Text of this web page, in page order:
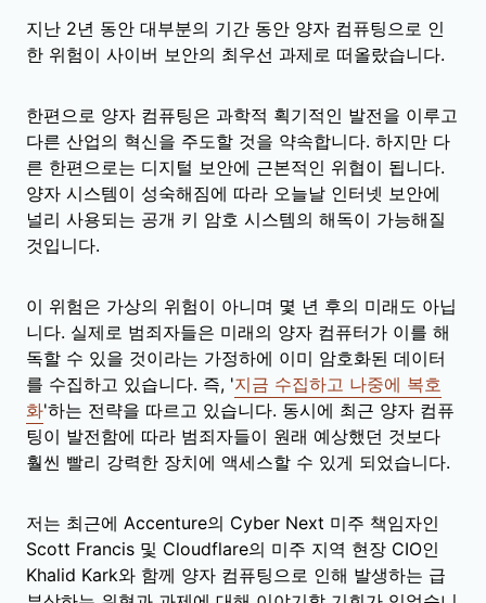
지난 2년 동안 대부분의 기간 동안 양자 컴퓨팅으로 인
한 위험이 사이버 보안의 최우선 과제로 떠올랐습니다.
한편으로 양자 컴퓨팅은 과학적 획기적인 발전을 이루고
다른 산업의 혁신을 주도할 것을 약속합니다. 하지만 다
른 한편으로는 디지털 보안에 근본적인 위협이 됩니다.
양자 시스템이 성숙해짐에 따라 오늘날 인터넷 보안에
널리 사용되는 공개 키 암호 시스템의 해독이 가능해질
것입니다.
이 위험은 가상의 위험이 아니며 몇 년 후의 미래도 아닙
니다. 실제로 범죄자들은 미래의 양자 컴퓨터가 이를 해
독할 수 있을 것이라는 가정하에 이미 암호화된 데이터
를 수집하고 있습니다. 즉, '지금 수집하고 나중에 복호
화'하는 전략을 따르고 있습니다. 동시에 최근 양자 컴퓨
팅이 발전함에 따라 범죄자들이 원래 예상했던 것보다
훨씬 빨리 강력한 장치에 액세스할 수 있게 되었습니다.
저는 최근에 Accenture의 Cyber Next 미주 책임자인
Scott Francis 및 Cloudflare의 미주 지역 현장 CIO인
Khalid Kark와 함께 양자 컴퓨팅으로 인해 발생하는 급